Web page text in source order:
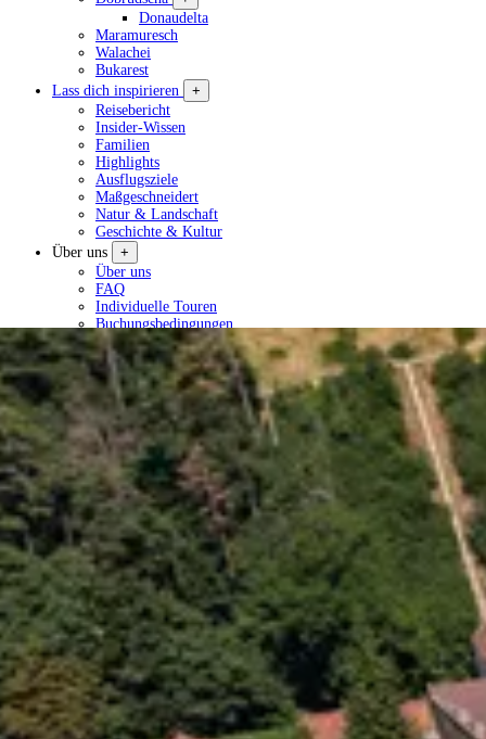
Donaudelta
Maramuresch
Walachei
Bukarest
Lass dich inspirieren
+
Reisebericht
Insider-Wissen
Familien
Highlights
Ausflugsziele
Maßgeschneidert
Natur & Landschaft
Geschichte & Kultur
Über uns
+
Über uns
FAQ
Individuelle Touren
Buchungsbedingungen
Datenschutzerklärung
Tour planen